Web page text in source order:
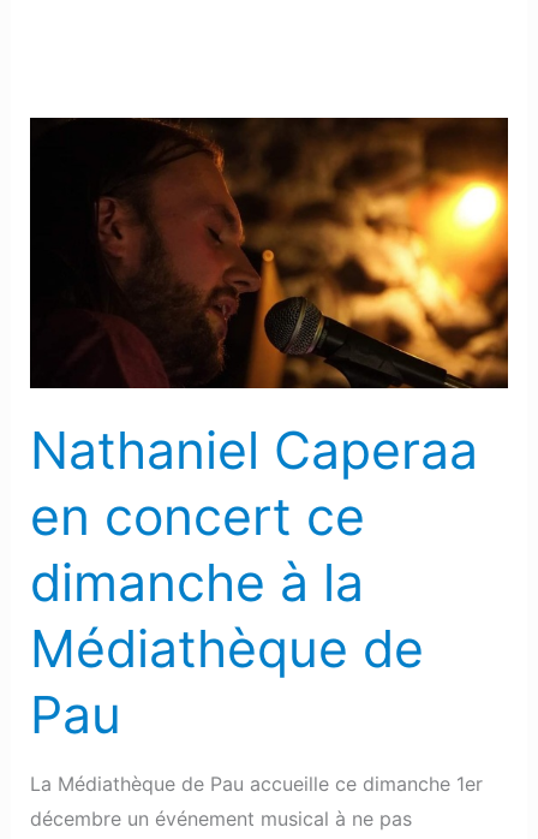
Nathaniel Caperaa
en concert ce
dimanche à la
Médiathèque de
Pau
La Médiathèque de Pau accueille ce dimanche 1er
décembre un événement musical à ne pas
concert
de